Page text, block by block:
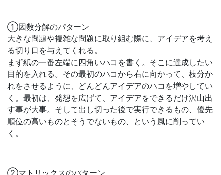
①因数分解のパターン
大きな問題や複雑な問題に取り組む際に、アイデアを考え
る切り口を与えてくれる。
まず紙の一番左端に四角いハコを書く。そこに達成したい
目的を入れる。その最初のハコから右に向かって、枝分か
れをさせるように、どんどんアイデアのハコを増やしてい
く。最初は、発想を広げて、アイデアをできるだけ沢山出
す事が大事。そして出し切った後で実行できるもの、優先
順位の高いものとそうでないもの、という風に削ってい
く。
②マトリックスのパターン